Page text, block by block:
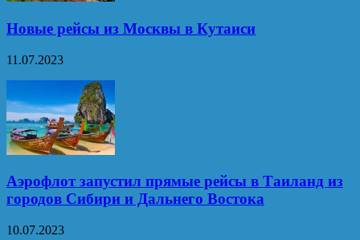
Новые рейсы из Москвы в Кутаиси
11.07.2023
Аэрофлот запустил прямые рейсы в Таиланд из
городов Сибири и Дальнего Востока
10.07.2023